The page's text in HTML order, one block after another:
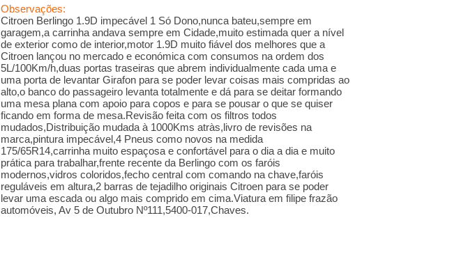
Observações:
Citroen Berlingo 1.9D impecável 1 Só Dono,nunca bateu,sempre em
garagem,a carrinha andava sempre em Cidade,muito estimada quer a nível
de exterior como de interior,motor 1.9D muito fiável dos melhores que a
Citroen lançou no mercado e económica com consumos na ordem dos
5L/100Km/h,duas portas traseiras que abrem individualmente cada uma e
uma porta de levantar Girafon para se poder levar coisas mais compridas ao
alto,o banco do passageiro levanta totalmente e dá para se deitar formando
uma mesa plana com apoio para copos e para se pousar o que se quiser
ficando em forma de mesa.Revisão feita com os filtros todos
mudados,Distribuição mudada à 1000Kms atràs,livro de revisões na
marca,pintura impecável,4 Pneus como novos na medida
175/65R14,carrinha muito espaçosa e confortável para o dia a dia e muito
prática para trabalhar,frente recente da Berlingo com os faróis
modernos,vidros coloridos,fecho central com comando na chave,faróis
reguláveis em altura,2 barras de tejadilho originais Citroen para se poder
levar uma escada ou algo mais comprido em cima.Viatura em filipe frazão
automóveis, Av 5 de Outubro Nº111,5400-017,Chaves.